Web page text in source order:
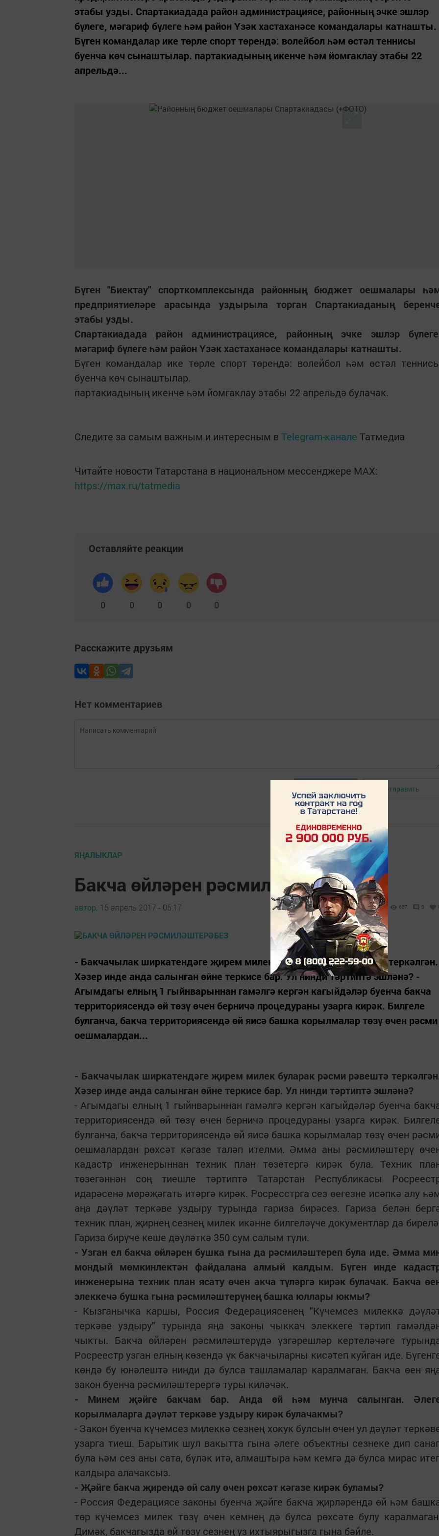
этабы узды. Спартакиадада район администрациясе, районның эчке эшлэр
бүлеге, мәгариф бүлеге һәм район Үзәк хастаханәсе командалары катнашты.
Бүген командалар ике төрле спорт төрендә: волейбол һәм өстәл теннисы
буенча көч сынаштылар. партакиадының икенче һәм йомгаклау этабы 22
апрельдә...
Бүген "Биектау" спорткомплексында районның бюджет оешмалары
предприятиеләре арасында уздырыла торган Спартакиаданың
этабы узды.
Спартакиадада район администрациясе, районның эчке эшлэр
мәгариф бүлеге һәм район Үзәк хастаханәсе командалары катнашты.
Бүген командалар ике төрле спорт төрендә: волейбол һәм өстәл
буенча көч сынаштылар.
партакиадының икенче һәм йомгаклау этабы 22 апрельдә булачак.
Следите за самым важным и интересным в Telegram-канале Татмедиа
Читайте новости Татарстана в национальном мессенджере MАХ:
https://max.ru/tatmedia
Оставляйте реакции
0 0 0 0 0
Расскажите друзьям
Нет комментариев
Отправить
ЯҢАЛЫКЛАР
Бакча өйләрен рәсмиләштерәбез
автор, 15 апрель 2017 - 05:17 687 0
- Бакчачылак ширкатендәге җирем милек буларак рәсми рәвештә теркәлгән.
Хәзер инде анда салынган өйне теркисе бар. Ул нинди тәртиптә эшләнә? -
Агымдагы елның 1 гыйнварыннан гамәлгә кергән кагыйдәләр буенча бакча
территориясендә өй төзү өчен берничә процедураны узарга кирәк. Билгеле
булганча, бакча территориясендә өй яисә башка корылмалар төзү өчен рәсми
оешмалардан...
- Бакчачылак ширкатендәге җирем милек буларак рәсми рәвештә
Хәзер инде анда салынган өйне теркисе бар. Ул нинди тәртиптә эшләнә?
- Агымдагы елның 1 гыйнварыннан гамәлгә кергән кагыйдәләр буенча
территориясендә өй төзү өчен берничә процедураны узарга кирәк.
булганча, бакча территориясендә өй яисә башка корылмалар төзү өчен
оешмалардан рөхсәт кәгазе таләп ителми. Әмма аны рәсмиләштерү
кадастр инженерыннан техник план төзетергә кирәк була. Техник
төзегәннән соң тиешле тәртиптә Татарстан Республикасы
идарәсенә мөрәҗәгать итәргә кирәк. Росресстрга сез өегезне исәпкә алу
аңа дәүләт теркәве уздыру турында гариза бирәсез. Гариза белән
техник план, җирнең сезнең милек икәнне билгеләүче документлар да
Гариза бирүче кеше дәүләткә 350 сум салым түли.
- Узган ел бакча өйләрен бушка гына да рәсмиләштереп була иде. Әмма
мондый мөмкинлектән файдалана алмый калдым. Бүген инде
инженерына техник план ясату өчен акча түләргә кирәк булачак. Бакча
элеккечә бушка гына рәсмиләштерүнең башка юллары юкмы?
- Кызганычка каршы, Россия Федерациясенең "Күчемсез милеккә
теркәве уздыру" турында яңа законы чыккач элеккеге тәртип
чыкты. Бакча өйләрен рәсмиләштерүдә үзгәрешләр кертеләчәге
Росреестр узган елның көзендә үк бакчачыларны кисәтеп куйган иде.
көндә бу юнәлештә нинди дә булса ташламалар каралмаган. Бакча өен
закон буенча рәсмиләштерергә туры киләчәк.
- Минем җәйге бакчам бар. Анда өй һәм мунча салынган.
корылмаларга дәүләт теркәве уздыру кирәк булачакмы?
- Закон буенча күчемсез милеккә сезнең хокук булсын өчен ул дәүләт
узарга тиеш. Барытик шул вакытта гына әлеге объектны сезнеке дип
була һәм сез аны сата, бүләк итә, алмаштыра һәм кемгә дә булса мирас
калдыра алачаксыз.
- Җәйге бакча җирендә өй салу өчен рөхсәт кәгазе кирәк буламы?
- Россия Федерациясе законы буенча җәйге бакча җирләрендә өй һәм
төр күчемсез милек төзү өчен кемнең дә булса рөхсәте булу
Димәк, бакчагызда өй төзү сезнең үз ихтыярыгызга гына бәйле.